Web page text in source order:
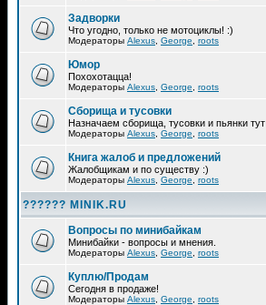
Задворки
Что угодно, только не мотоциклы! :)
Модераторы Alexus George roots
Юмор
Похохотацца!
Модераторы Alexus George roots
Сборища и тусовки
Назначаем сборища, тусовки и пьянки тут
Модераторы Alexus George roots
Книга жалоб и предложений
Жалобщикам и по существу :)
Модераторы Alexus George roots
?????? MINIK.RU
Вопросы по минибайкам
Минибайки - вопросы и мнения.
Модераторы Alexus George roots
Куплю/Продам
Сегодня в продаже!
Модераторы Alexus George roots